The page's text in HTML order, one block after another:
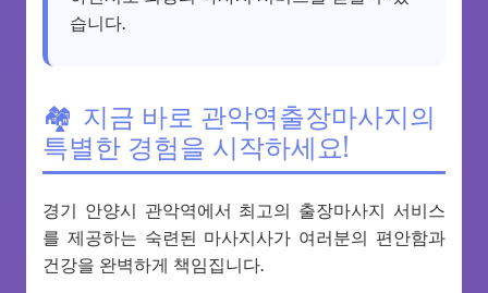
습니다.
지금 바로 관악역출장마사지의
특별한 경험을 시작하세요!
경기 안양시 관악역에서 최고의 출장마사지 서비스
를 제공하는 숙련된 마사지사가 여러분의 편안함과
건강을 완벽하게 책임집니다.